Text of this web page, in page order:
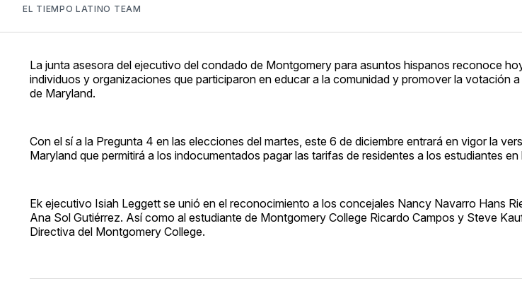
EL TIEMPO LATINO TEAM
La junta asesora del ejecutivo del condado de Montgomery para asuntos hispanos reconoce
individuos y organizaciones que participaron en educar a la comunidad y promover la votación
de Maryland.
Con el sí a la Pregunta 4 en las elecciones del martes, este 6 de diciembre entrará en vigor la
Maryland que permitirá a los indocumentados pagar las tarifas de residentes a los estudiantes en
Ek ejecutivo Isiah Leggett se unió en el reconocimiento a los concejales Nancy Navarro Hans
Ana Sol Gutiérrez. Así como al estudiante de Montgomery College Ricardo Campos y Steve
Directiva del Montgomery College.